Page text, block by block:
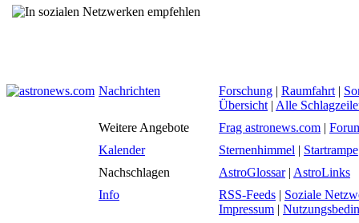
Nachrichten Forschung | Raumfahrt |
Übersicht | Alle
Weitere Angebote
Frag astronews.com |
Kalender
Sternenhimmel | Startrampe
Nachschlagen
AstroGlossar| AstroLinks
Info
RSS-Feeds | Soziale
Impressum |